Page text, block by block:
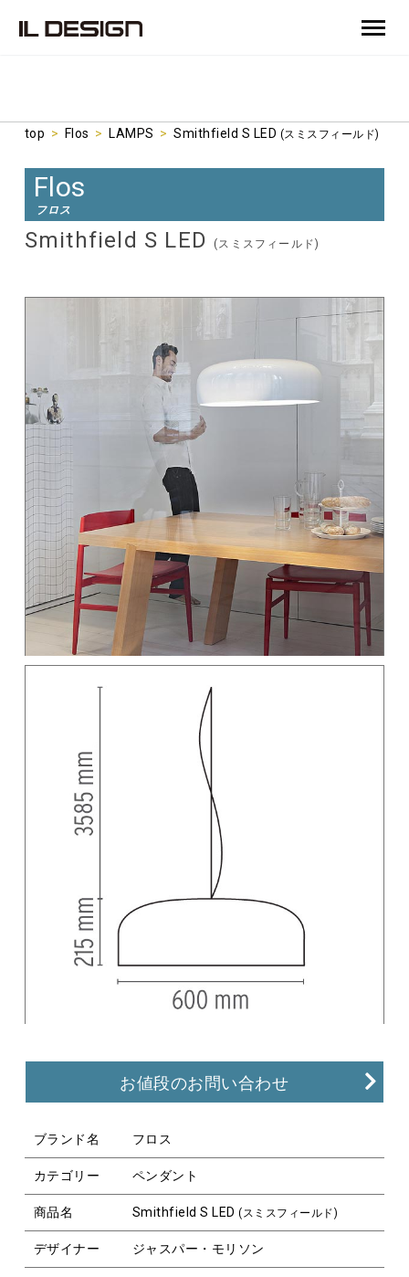
top > Flos > LAMPS > Smithfield S LED (スミスフィールド)
Flos
フロス
Smithfield S LED (スミスフィールド)
お値段のお問い合わせ
ブランド名 フロス
カテゴリー ペンダント
商品名 Smithfield S LED(スミスフィールド)
デザイナー ジャスパー・モリソン